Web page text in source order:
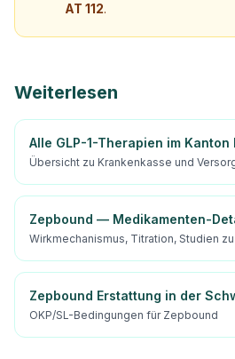
AT 112.
Weiterlesen
Alle GLP-1-Therapien im Kanton
Übersicht zu Krankenkasse und
Zepbound — Medikamenten-
Wirkmechanismus, Titration, Studien
Zepbound Erstattung in der
OKP/SL-Bedingungen für Zepbound